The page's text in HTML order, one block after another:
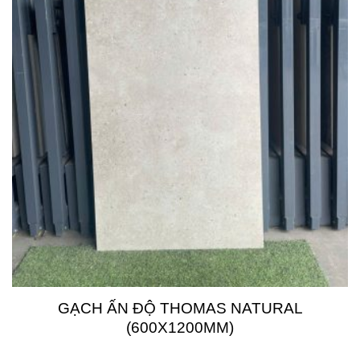
GẠCH ẤN ĐỘ THOMAS NATURAL
(600X1200MM)